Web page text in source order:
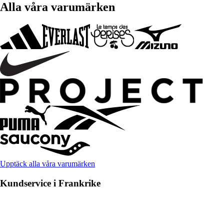
Alla våra varumärken
Upptäck alla våra varumärken
Kundservice i Frankrike